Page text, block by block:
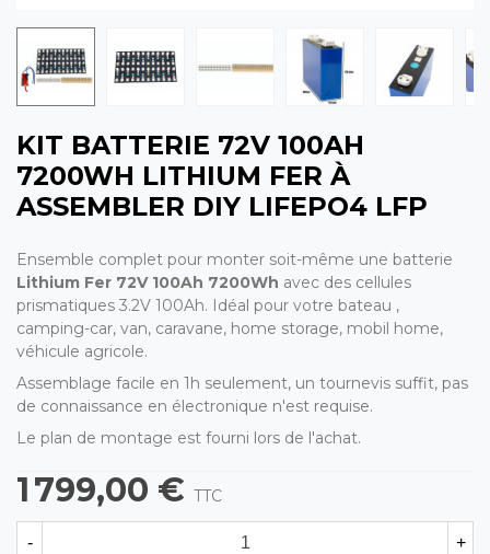
KIT BATTERIE 72V 100AH
7200WH LITHIUM FER À
ASSEMBLER DIY LIFEPO4 LFP
Ensemble complet pour monter soit-même une batterie
Lithium Fer 72V 100Ah 7200Wh avec des cellules
prismatiques 3.2V 100Ah. Idéal pour votre bateau ,
camping-car, van, caravane, home storage, mobil home,
véhicule agricole.
Assemblage facile en 1h seulement, un tournevis suffit, pas
de connaissance en électronique n'est requise.
Le plan de montage est fourni lors de l'achat.
1 799,00 € TTC
- +